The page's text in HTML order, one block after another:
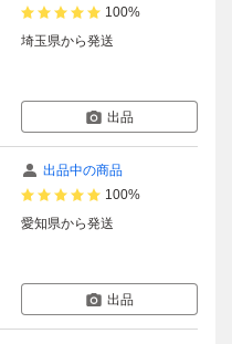
100%
埼玉県から発送
出品
出品中の商品
100%
愛知県から発送
出品